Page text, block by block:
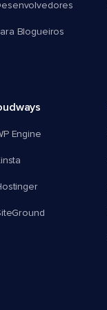
Blogueiros
Engine